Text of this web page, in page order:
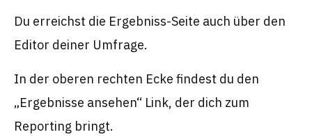
Du erreichst die Ergebniss-Seite auch über den
Editor deiner Umfrage.
In der oberen rechten Ecke findest du den
„Ergebnisse ansehen“ Link, der dich zum
Reporting bringt.